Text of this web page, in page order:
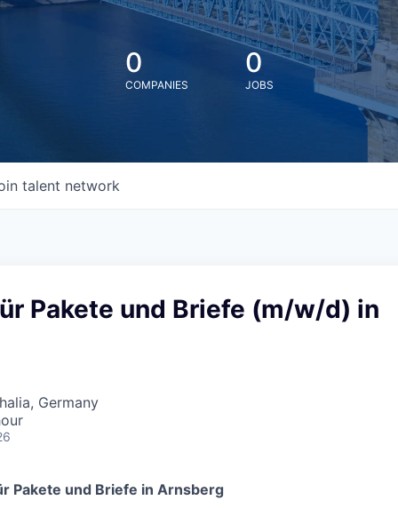
0
COMPANIES
0
JOBS
talent network
Pakete und Briefe (m/w/d) in
Germany
Pakete und Briefe in Arnsberg